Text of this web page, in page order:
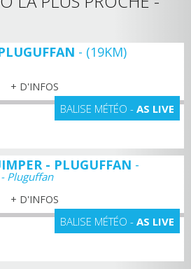
- (19KM)
BALISE MÉTÉO - AS LIVE
+ D'INFOS
Pluguffan
- PLUGUFFAN -
BALISE MÉTÉO - AS LIVE
+ D'INFOS